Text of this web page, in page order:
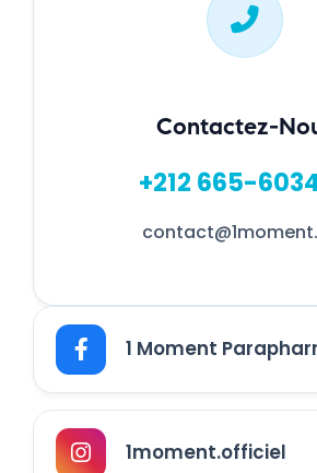
Contactez-
+212 665-
1 Moment
1moment.officiel